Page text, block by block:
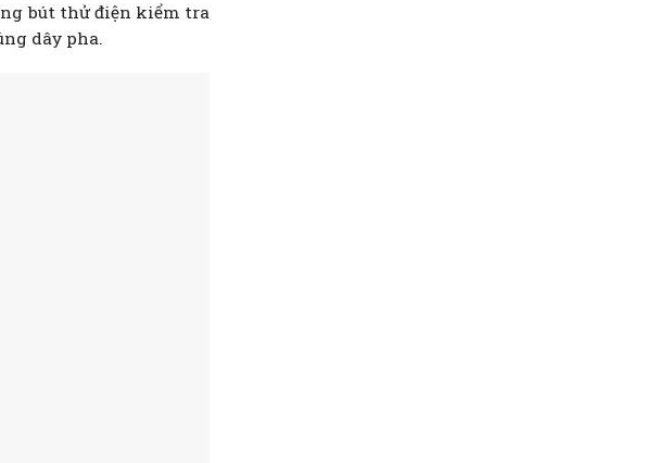
bút thử điện kiểm tra
dây pha.